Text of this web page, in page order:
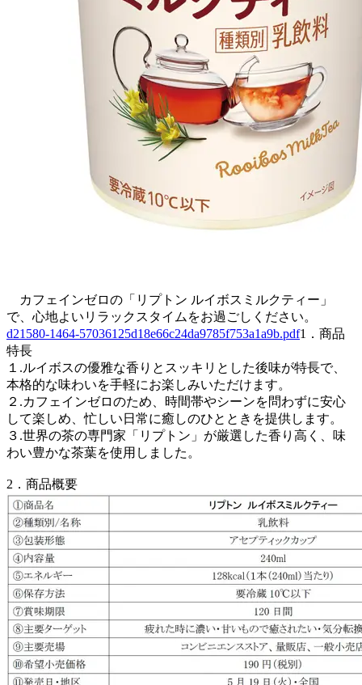
カフェインゼロの「リプトン ルイボスミルクティー」
で、心地よいリラックスタイムをお過ごしください。
d21580-1464-57036125d18e66c24da9785f753a1a9b.pdf1．商品
特長
１.ルイボスの優雅な香りとスッキリとした後味が特長で、
本格的な味わいを手軽にお楽しみいただけます。
２.カフェインゼロのため、時間帯やシーンを問わずに安心
して楽しめ、忙しい日常に癒しのひとときを提供します。
３.世界の茶の専門家「リプトン」が厳選した香り高く、味
わい豊かな茶葉を使用しました。
2．商品概要